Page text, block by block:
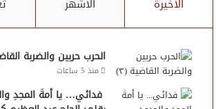
الأخيرة الأشهر
الحرب حربين والضربة
منذ 5 ساعات
فدائي… يا أمةَ المجدِ